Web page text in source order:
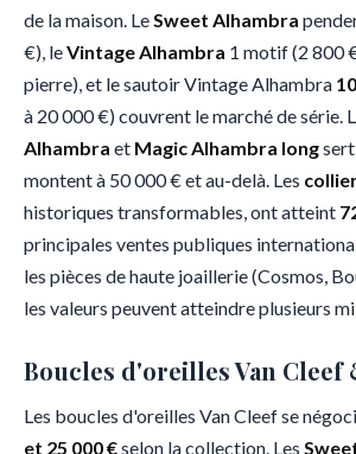
de la maison. LeSweet Alhambra
€), leVintage Alhambra 1 motif (2 800
pierre), et le sautoir Vintage Alhambra
à 20 000 €) couvrent le marché de série.
Alhambra et Magic Alhambra long
montent à 50 000 € et au-delà. Les
historiques transformables, ont atteint
principales ventes publiques
les pièces de haute joaillerie (Cosmos,
les valeurs peuvent atteindre plusieurs
Boucles d'oreilles Van Cleef
Les boucles d'oreilles Van Cleef se
et 25 000 €selon la collection. Les